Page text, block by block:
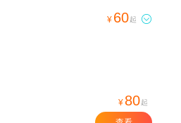
¥ 60起 
¥ 80起